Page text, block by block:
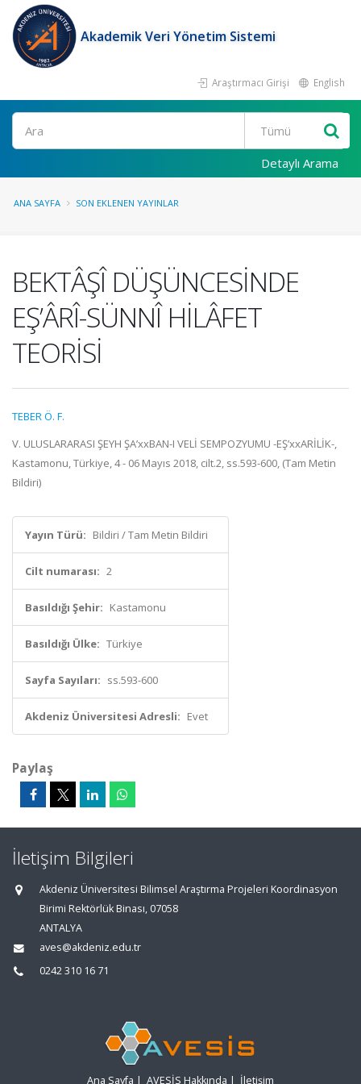
Akademik Veri Yönetim Sistemi
Araştırmacı Girişi English
Ara
Detaylı Arama
ANA SAYFA SON EKLENEN YAYINLAR
BEKTÂŞÎ DÜŞÜNCESİNDE
EŞ’ÂRÎ-SÜNNÎ HİLÂFET
TEORİSİ
TEBER Ö. F.
V. ULUSLARARASI ŞEYH ŞA’xxBAN-I VELİ SEMPOZYUMU -EŞ’xxARİLİK-,
Kastamonu, Türkiye, 4 - 06 Mayıs 2018, cilt.2, ss.593-600, (Tam Metin
Bildiri)
Yayın Türü: Bildiri / Tam Metin Bildiri
Cilt numarası: 2
Basıldığı Şehir: Kastamonu
Basıldığı Ülke: Türkiye
Sayfa Sayıları: ss.593-600
Akdeniz Üniversitesi Adresli: Evet
Paylaş
İletişim Bilgileri
Akdeniz Üniversitesi Bilimsel Araştırma Projeleri Koordinasyon
Birimi Rektörlük Binası, 07058
ANTALYA
aves@akdeniz.edu.tr
0242 310 16 71
Ana Sayfa | AVESİS Hakkında | İletişim